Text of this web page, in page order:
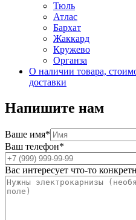
Тюль
Атлас
Бархат
Жаккард
Кружево
Органза
О наличии товара,
доставки
Напишите нам
Ваше имя*
Ваш телефон*
Вас интересует что-то